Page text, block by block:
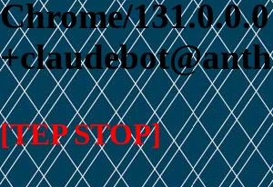
Chrome/
[TEP STOP]